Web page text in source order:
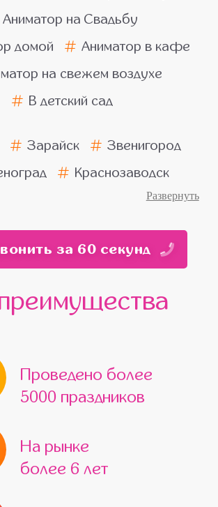
Аниматор на Свадьбу
домой
Аниматор в кафе
на свежем воздухе
В детский сад
Зарайск
Звенигород
Краснозаводск
Подольск
Химки
Люберцы
Мытищи
Бронницы
Воскресенск
Ивантеевка
Климовск
за 60 секунд
Проведено более
5000 праздников
На рынке
более 6 лет